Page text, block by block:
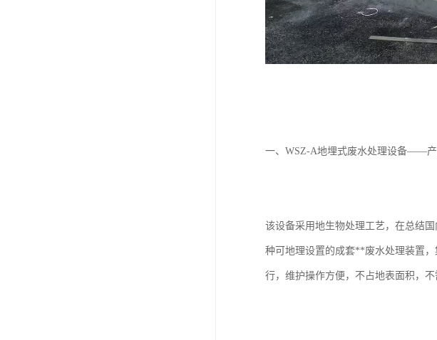
一、WSZ-A地埋式废水处理设备——
该设备采用地生物处理工艺，在总结
种可地理设置的成套**废水处理装置
行，维护操作方便，不占地表面积，